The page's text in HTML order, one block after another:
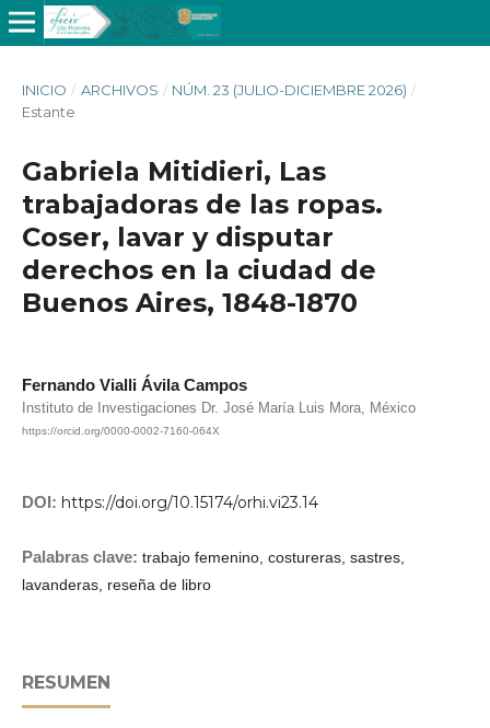
INICIO / ARCHIVOS / NÚM. 23 (JULIO-DICIEMBRE 2026) /
Estante
Gabriela Mitidieri, Las
trabajadoras de las ropas.
Coser, lavar y disputar
derechos en la ciudad de
Buenos Aires, 1848-1870
Fernando Vialli Ávila Campos
Instituto de Investigaciones Dr. José María Luis Mora, México
https://orcid.org/0000-0002-7160-064X
DOI: https://doi.org/10.15174/orhi.vi23.14
Palabras clave: trabajo femenino, costureras, sastres,
lavanderas, reseña de libro
RESUMEN